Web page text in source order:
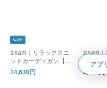
sale
sisam｜リラックスニ
ットカーディガン【手
編み】【羽織り】【ウ
ール】
14,630円
sisam｜
フの揺
ヤリン
【真鍮
6,380円
アプ